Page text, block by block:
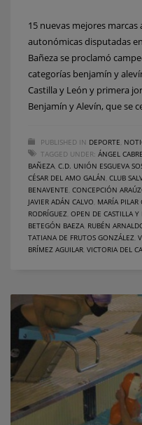
15 nuevas mejores
autonómicas disputadas
Bañeza se proclamó
categorías benjamín y
Castilla y León y primera
Benjamín y Alevín, que se
PUBLISHED IN DEPORTE
TAGGED UNDER: ÁNGEL
BAÑEZA C.D. UNIÓN ESGUEVA
CÉSAR DEL AMO GALÁN CLUB
BENAVENTE CONCEPCIÓN
JAVIER ADÁN CALVO MARÍA PILAR
RODRÍGUEZ OPEN DE CASTILLA Y
BETEGÓN BAEZA RUBÉN
TATIANA DE FRUTOS GONZÁLEZ
BRÍMEZ AGUILAR VICTORIA DEL